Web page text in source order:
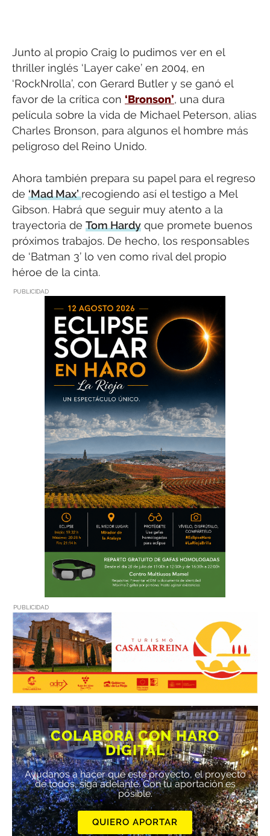
Junto al propio Craig lo pudimos ver en el
thriller inglés ‘Layer cake’ en 2004, en
‘RockNrolla’, con Gerard Butler y se ganó el
favor de la crítica con ‘Bronson’, una dura
película sobre la vida de Michael Peterson, alias
Charles Bronson, para algunos el hombre más
peligroso del Reino Unido.
Ahora también prepara su papel para el regreso
de ‘Mad Max’recogiendo así el testigo a Mel
Gibson. Habrá que seguir muy atento a la
trayectoria de Tom Hardy que promete buenos
próximos trabajos. De hecho, los responsables
de ‘Batman 3’ lo ven como rival del propio
héroe de la cinta.
PUBLICIDAD
PUBLICIDAD
COLABORA CON HARO
DIGITAL
Ayúdanos a hacer que este proyecto, el proyecto
de todos, siga adelante. Con tu aportación es
posible.
QUIERO APORTAR